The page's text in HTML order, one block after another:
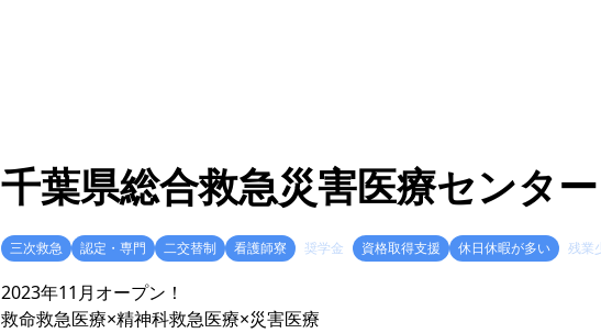
千葉県総合救急災害医療センター
三次救急 認定・専門 二交替制 看護師寮 奨学金 資格取得支援 休日休暇が多い 残業
2023年11月オープン！
救命救急医療×精神科救急医療×災害医療